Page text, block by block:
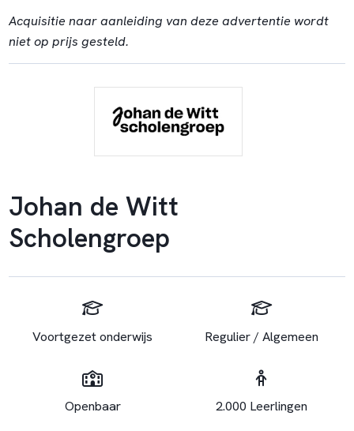
Acquisitie naar aanleiding van deze advertentie wordt
niet op prijs gesteld.
Johan de Witt
Scholengroep
Voortgezet onderwijs Regulier / Algemeen
Openbaar 2.000 Leerlingen